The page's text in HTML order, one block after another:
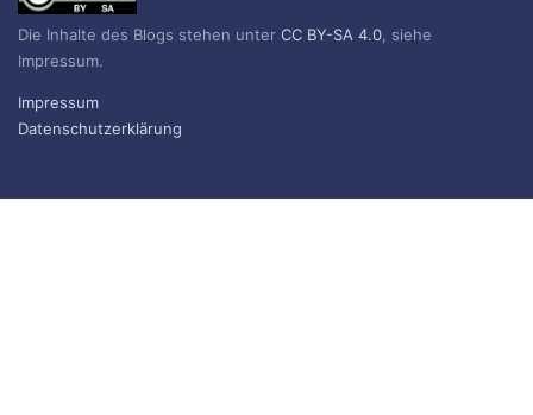
Die Inhalte des Blogs stehen unter CC BY-SA 4.0 , siehe
Impressum.
Impressum
Datenschutzerklärung